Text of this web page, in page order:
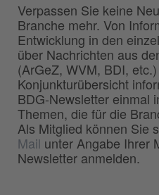
Verpassen Sie keine
Branche mehr. Von
Entwicklung in den
über Nachrichten aus
(ArGeZ, WVM, BDI,
Konjunkturübersicht
BDG-Newsletter einmal
Themen, die für die
Als Mitglied können Sie
Mail unter Angabe Ihrer
Newsletter anmelden.